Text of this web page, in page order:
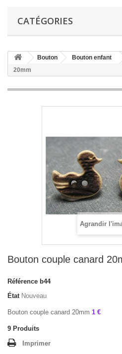
CATÉGORIES
Bouton Bouton enfant
20mm
Agrandir
Bouton couple canard
Référence b44
État Nouveau
Bouton couple canard 20mm 1 €
9 Produits
Imprimer